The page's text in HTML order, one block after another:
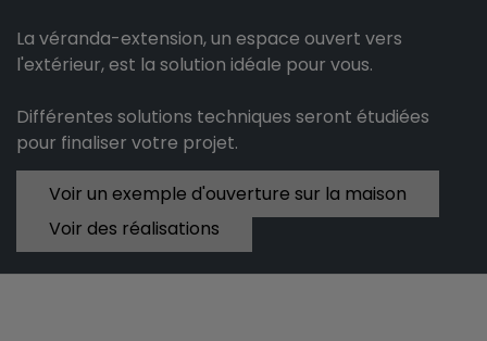
La véranda-extension, un espace ouvert vers
l'extérieur, est la solution idéale pour vous.
Différentes solutions techniques seront étudiées
pour finaliser votre projet.
Voir un exemple d'ouverture sur la maison
Voir des réalisations